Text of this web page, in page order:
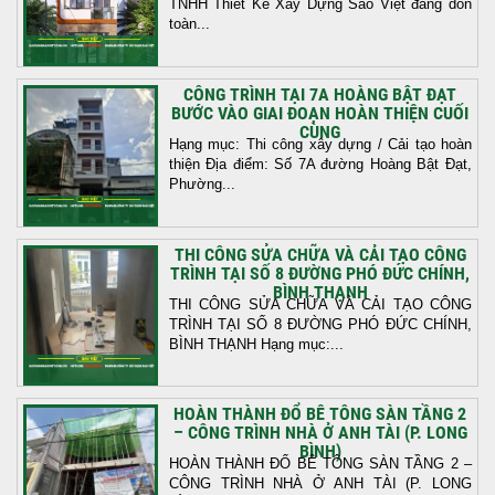
TNHH Thiết Kế Xây Dựng Sao Việt đang dồn
toàn...
CÔNG TRÌNH TẠI 7A HOÀNG BẬT ĐẠT
BƯỚC VÀO GIAI ĐOẠN HOÀN THIỆN CUỐI
CÙNG
Hạng mục: Thi công xây dựng / Cải tạo hoàn
thiện Địa điểm: Số 7A đường Hoàng Bật Đạt,
Phường...
THI CÔNG SỬA CHỮA VÀ CẢI TẠO CÔNG
TRÌNH TẠI SỐ 8 ĐƯỜNG PHÓ ĐỨC CHÍNH,
BÌNH THẠNH
THI CÔNG SỬA CHỮA VÀ CẢI TẠO CÔNG
TRÌNH TẠI SỐ 8 ĐƯỜNG PHÓ ĐỨC CHÍNH,
BÌNH THẠNH Hạng mục:...
HOÀN THÀNH ĐỔ BÊ TÔNG SÀN TẦNG 2
– CÔNG TRÌNH NHÀ Ở ANH TÀI (P. LONG
BÌNH)
HOÀN THÀNH ĐỔ BÊ TÔNG SÀN TẦNG 2 –
CÔNG TRÌNH NHÀ Ở ANH TÀI (P. LONG